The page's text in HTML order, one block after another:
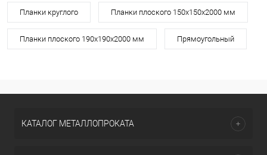
Планки круглого Планки плоского 150х150х2000 мм
Планки плоского 190х190х2000 мм Прямоугольный
КАТАЛОГ МЕТАЛЛОПРОКАТА